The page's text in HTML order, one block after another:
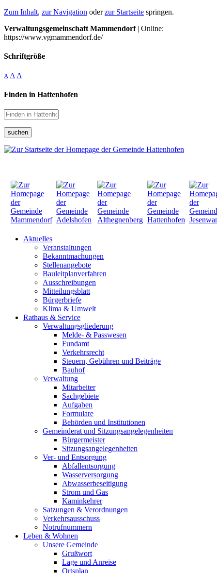
Zum Inhalt, zur Navigation oderzur Startseite springen.
Verwaltungsgemeinschaft Mammendorf| Online:
https://www.vgmammendorf.de/
Schriftgröße
A A A
Finden in Hattenhofen
suchen
Aktuelles
Veranstaltungen
Bekanntmachungen
Stellenangebote
Bauleitplanverfahren
Ausschreibungen
Mitteilungsblatt
Bürgerbriefe
Klima & Umwelt
Rathaus & Service
Verwaltungsgliederung
Melde- & Passwesen
Fundamt
Verkehrsrecht
Steuern, Gebühren und Beiträge
Bauhof
Verwaltung
Mitarbeiter
Sachgebiete
Aufgaben
Formulare
Behörden und Institutionen
Gemeinderat und Sitzungsangelegenheiten
Bürgermeister
Sitzungsangelegenheiten
Ver- und Entsorgung
Abfallentsorgung
Wasserversorgung
Abwasserbeseitigung
Strom und Gas
Kaminkehrer
Satzungen & Verordnungen
Verkehrsausschuss
Notrufnummern
Leben & Wohnen
Unsere Gemeinde
Grußwort
Lage und Anreise
Ortsplan